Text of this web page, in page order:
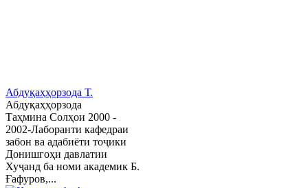
Абдуқаҳҳорзода Т.
Абдуқаҳҳорзода
Таҳмина Солҳои 2000 -
2002-Лаборанти кафедраи
забон ва адабиёти тоҷики
Донишгоҳи давлатии
Хуҷанд ба номи академик Б.
Ғафуров,...